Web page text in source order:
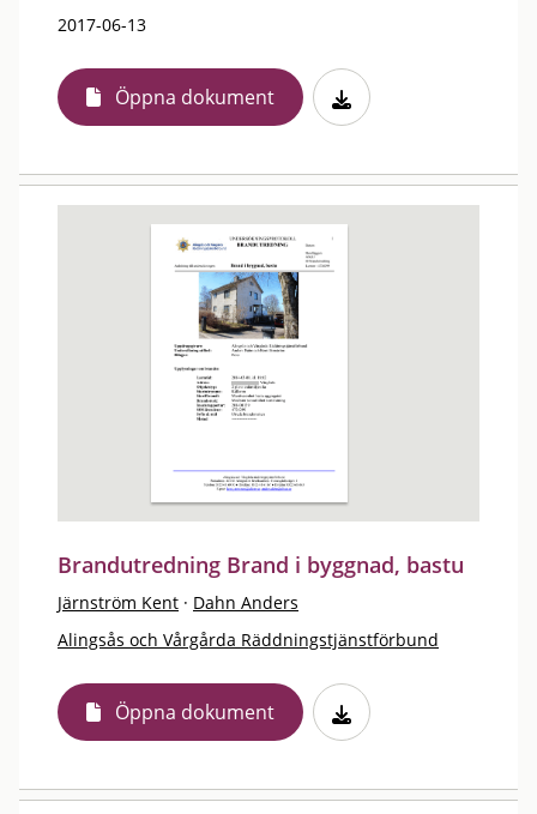
2017-06-13
Öppna dokument
Brandutredning Brand i byggnad, bastu
Järnström Kent · Dahn Anders
Alingsås och Vårgårda Räddningstjänstförbund
Öppna dokument